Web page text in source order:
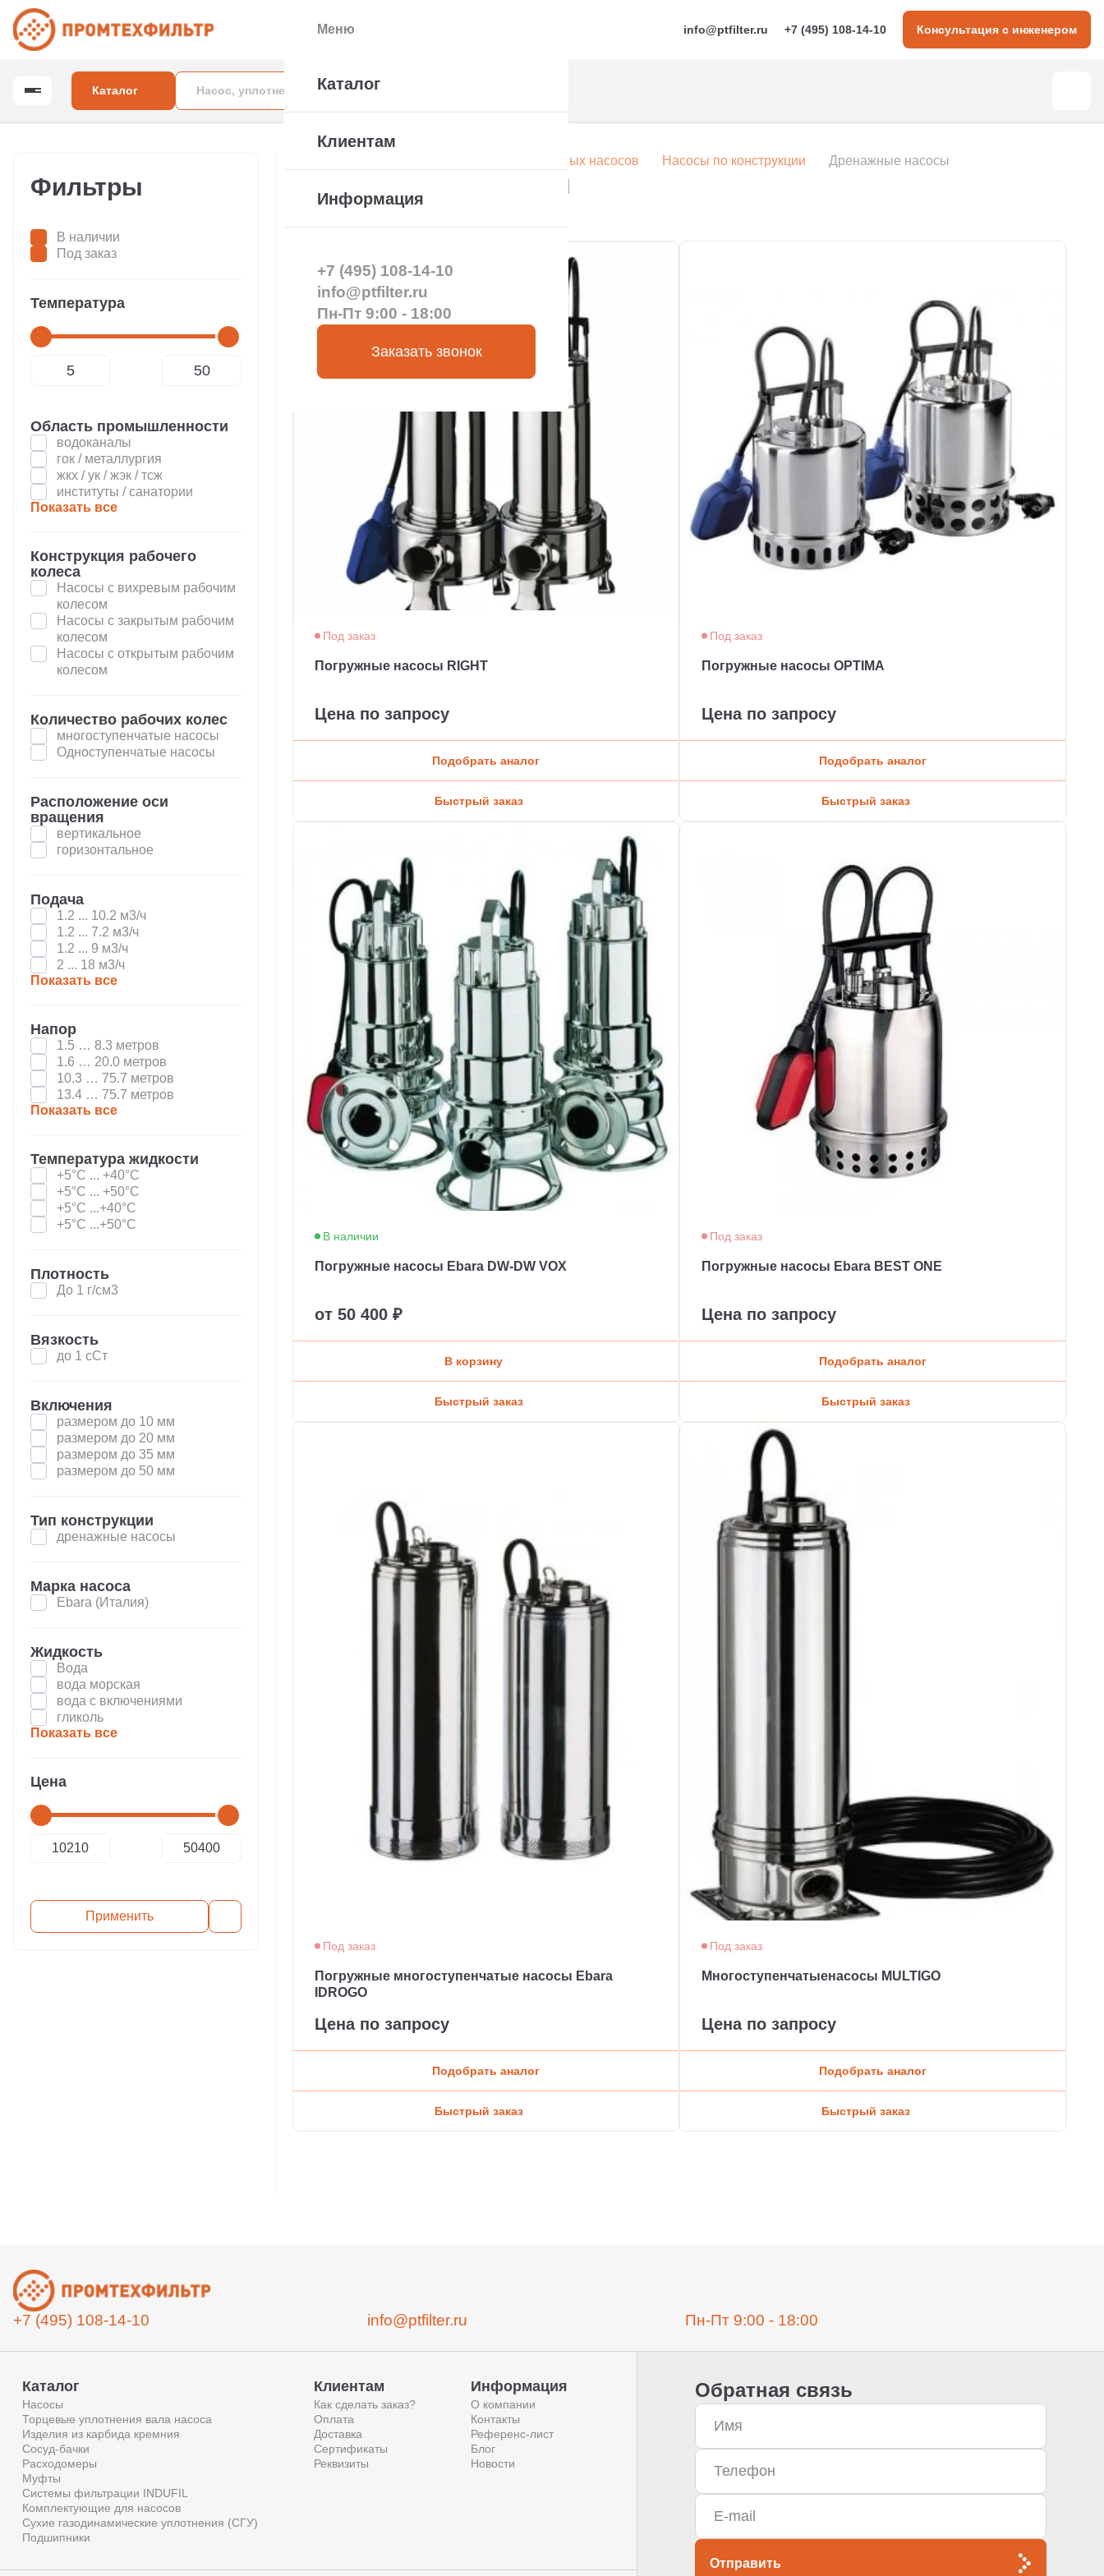
info@ptfilter.ru +7 (495) 108-14-10 Консультация с инженером
Каталог
Фильтры
В наличии
Под заказ
Температура
Область промышленности
водоканалы
гок / металлургия
жкх / ук / жэк / тсж
институты / санатории
Показать все
Конструкция рабочего
колеса
Насосы с вихревым рабочим
колесом
Насосы с закрытым рабочим
колесом
Насосы с открытым рабочим
колесом
Количество рабочих колес
многоступенчатые насосы
Одноступенчатые насосы
Расположение оси
вращения
вертикальное
горизонтальное
Подача
1.2 ... 10.2 м3/ч
1.2 ... 7.2 м3/ч
1.2 ... 9 м3/ч
2 ... 18 м3/ч
Показать все
Напор
1.5 … 8.3 метров
1.6 … 20.0 метров
10.3 … 75.7 метров
13.4 … 75.7 метров
Показать все
Температура жидкости
+5°С ... +40°С
+5°С ... +50°С
+5°С ...+40°С
+5°С ...+50°С
Плотность
До 1 г/см3
Вязкость
до 1 сСт
Включения
размером до 10 мм
размером до 20 мм
размером до 35 мм
размером до 50 мм
Тип конструкции
дренажные насосы
Марка насоса
Ebara (Италия)
Жидкость
Вода
вода морская
вода с включениями
гликоль
Показать все
Цена
Применить
Каталог промышленных насосов Насосы по конструкции Дренажные насосы
Дренажные насосы
Под заказ
Погружные насосы RIGHT
Цена по запросу
Подобрать аналог
Быстрый заказ
Под заказ
Погружные насосы OPTIMA
Цена по запросу
Подобрать аналог
Быстрый заказ
В наличии
Погружные насосы Ebara DW-DW VOX
от 50 400 ₽
В корзину
Быстрый заказ
Под заказ
Погружные насосы Ebara BEST ONE
Цена по запросу
Подобрать аналог
Быстрый заказ
Под заказ
Погружные многоступенчатые насосы Ebara
IDROGO
Цена по запросу
Подобрать аналог
Быстрый заказ
Под заказ
Многоступенчатыенасосы MULTIGO
Цена по запросу
Подобрать аналог
Быстрый заказ
+7 (495) 108-14-10 info@ptfilter.ru Пн-Пт 9:00 - 18:00
Каталог
Насосы
Торцевые уплотнения вала насоса
Изделия из карбида кремния
Сосуд-бачки
Расходомеры
Муфты
Системы фильтрации INDUFIL
Комплектующие для насосов
Сухие газодинамические уплотнения (СГУ)
Подшипники
Клиентам
Как сделать заказ?
Оплата
Доставка
Сертификаты
Реквизиты
Информация
О компании
Контакты
Референс-лист
Блог
Новости
Обратная связь
Отправить
Меню
Каталог
Клиентам
Информация
+7 (495) 108-14-10
info@ptfilter.ru
Пн-Пт 9:00 - 18:00
Заказать звонок